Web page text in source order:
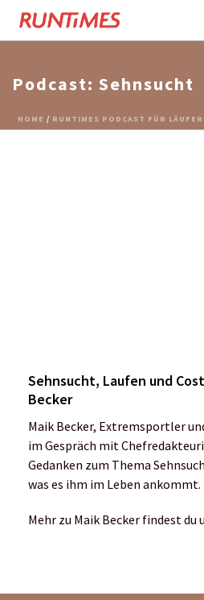
Podcast: Sehnsucht
HOME / RUNTIMES PODCAST FÜR
Sehnsucht, Laufen und
Becker
Maik Becker, Extremsportler
im Gespräch mit
Gedanken zum Thema
was es ihm im Leben ankommt.
Mehr zu Maik Becker findest du